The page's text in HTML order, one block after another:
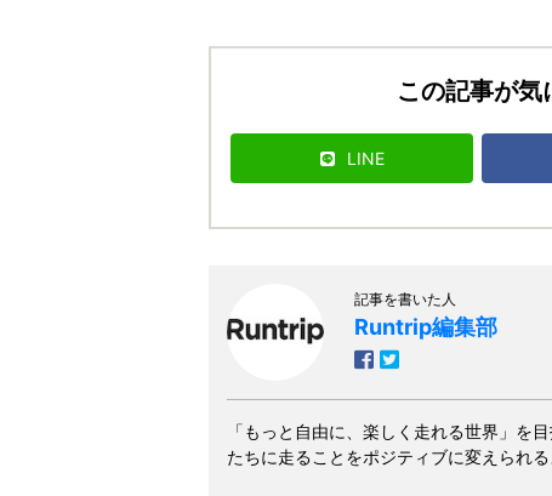
この記事が気
LINE
記事を書いた人
Runtrip編集部
「もっと自由に、楽しく走れる世界」を
たちに走ることをポジティブに変えられ